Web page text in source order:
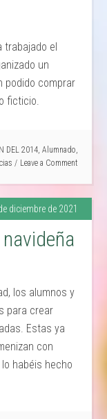
trabajado el
un
podido comprar
ficticio.
DEL 2014, Alumnado,
Leave a Comment
diciembre de 2021
los alumnos y
para crear
Estas ya
con
habéis hecho